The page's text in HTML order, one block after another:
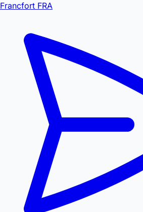
Francfort FRA